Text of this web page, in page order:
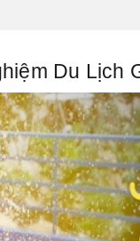
Du Lịch